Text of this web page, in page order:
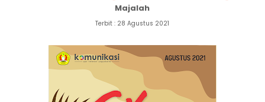
Majalah
Terbit : 28 Agustus 2021